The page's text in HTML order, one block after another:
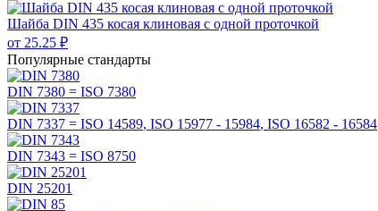
Шайба DIN 435 косая клиновая с одной проточкой
от 25.25 ₽
Популярные стандарты
DIN 7380 = ISO 7380
DIN 7337 = ISO 14589, ISO 15977 - 15984, ISO 16582 - 16584
DIN 7343 = ISO 8750
DIN 25201